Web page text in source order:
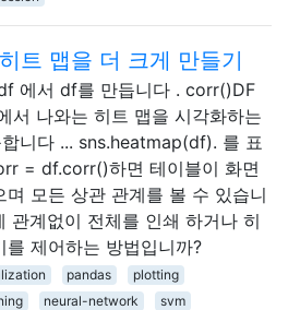
트 맵을 더 크게 만들기
에서 df를 만듭니다 . corr()DF
서 나와는 히트 맵을 시각화하는
니다 ... sns.heatmap(df). 를 표
= df.corr()하면 테이블이 화면
며 모든 상관 관계를 볼 수 있습니
관계없이 전체를 인쇄 하거나 히
를 제어하는 ​​방법입니까?
pandas
plotting
neural-network
svm